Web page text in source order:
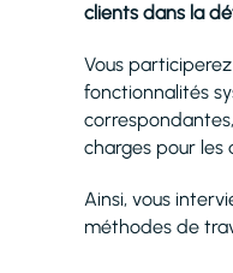
clients dans la
Vous
fonctionnalités
charges pour les
Ainsi, vous
méthodes de